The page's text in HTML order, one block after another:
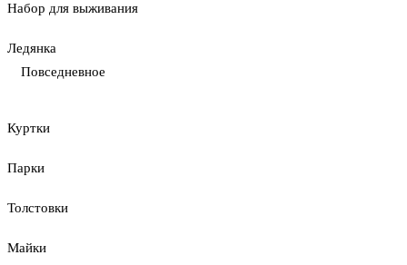
Набор для выживания
Ледянка
Повседневное
Куртки
Парки
Толстовки
Майки